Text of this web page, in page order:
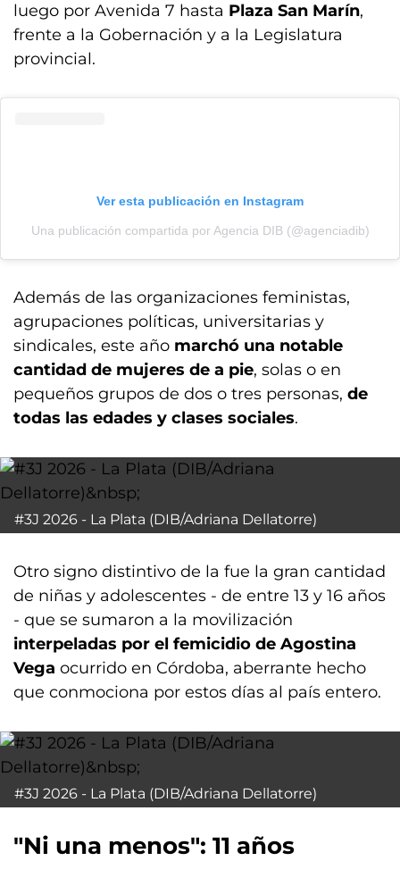
luego por Avenida 7 hasta Plaza San Marín,
frente a la Gobernación y a la Legislatura
provincial.
Ver esta publicación en Instagram
Una publicación compartida por Agencia DIB (@agenciadib)
Además de las organizaciones feministas,
agrupaciones políticas, universitarias y
sindicales, este año marchó una notable
cantidad de mujeres de a pie, solas o en
pequeños grupos de dos o tres personas, de
todas las edades y clases sociales.
#3J 2026 - La Plata (DIB/Adriana Dellatorre)
Otro signo distintivo de la fue la gran cantidad
de niñas y adolescentes - de entre 13 y 16 años
- que se sumaron a la movilización
interpeladas por el femicidio de Agostina
Vega ocurrido en Córdoba, aberrante hecho
que conmociona por estos días al país entero.
#3J 2026 - La Plata (DIB/Adriana Dellatorre)
"Ni una menos": 11 años